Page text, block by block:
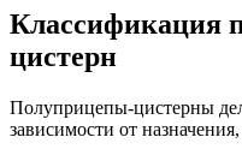
Классификация
цистерн
Полуприцепы-цистерны
зависимости от